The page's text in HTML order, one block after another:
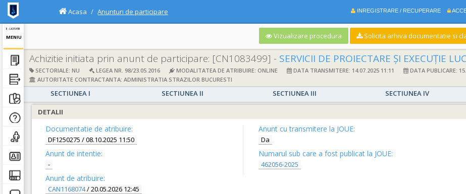
E - LICITATIE
MENIU
INREGISTRARE / RECUPERARE
Acasa Anunturi de participare
Vizualizare procedura Solicita arhiva documentatie si
Achizitie initiata prin anunt de participare: [CN1083499] - SERVICII DE PROIECTARE ȘI EXECUȚIE LUCRĂRI PENTRU
SECTORIALE: NU LEGEA NR. 98/23.05.2016 MODALITATEA DE ATRIBUIRE: ONLINE DATA TRANSMITERE: 14.07.2025 11:11
DATA PUBLICARE:
AUTORITATE CONTRACTANTA: ADMINISTRATIA STRAZILOR BUCURESTI
SECTIUNEA I SECTIUNEA II SECTIUNEA III SECTIUNEA IV
DETALII
Documentatie de atribuire:
DF1250275 / 08.10.2025 11:50
Anunt de intentie:
-
Anunt de atribuire:
CAN1168074/ 20.05.2026 12:45
Anunt cu transmitere la JOUE:
Da
Numarul sub care a fost publicat la JOUE:
462056-2025